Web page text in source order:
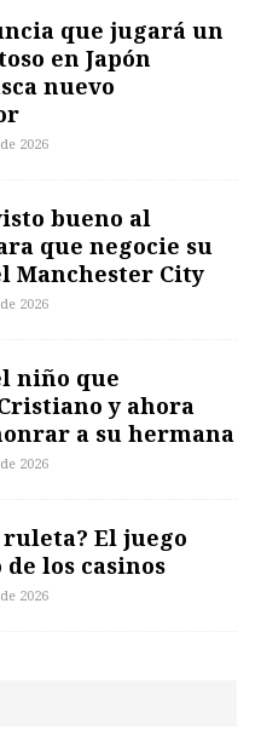
que jugará un
en Japón
nuevo
2026
bueno al
que negocie su
Manchester City
2026
niño que
y ahora
a su hermana
2026
ruleta? El juego
los casinos
2026